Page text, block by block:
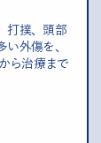
打撲、頭部
い外傷を、
ら治療まで